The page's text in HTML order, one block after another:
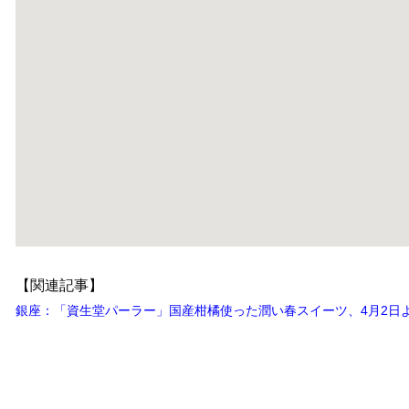
【関連記事】
銀座：「資生堂パーラー」国産柑橘使った潤い春スイーツ、4月2日